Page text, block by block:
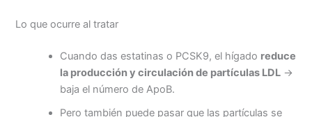
Lo que ocurre al tratar
Cuando das estatinas o PCSK9, el hígado reduce
la producción y circulación de partículas LDL →
baja el número de ApoB.
Pero también puede pasar que las partículas se